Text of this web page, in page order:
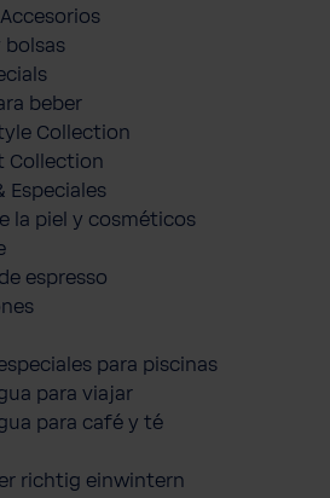
bolsas
beber
Collection
Collection
Especiales
la piel y cosméticos
espresso
para piscinas
para viajar
para café y té
richtig einwintern